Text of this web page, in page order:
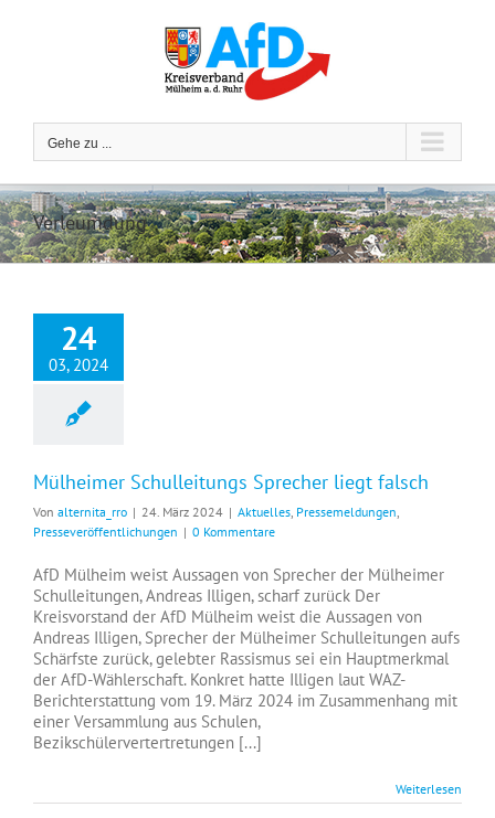
Gehe zu ...
Verleumdung
24
03, 2024
Mülheimer Schulleitungs Sprecher liegt falsch
Von alternita_rro | 24. März 2024 | Aktuelles Pressemeldungen
Presseveröffentlichungen | 0 Kommentare
AfD Mülheim weist Aussagen von Sprecher der Mülheimer
Schulleitungen, Andreas Illigen, scharf zurück Der
Kreisvorstand der AfD Mülheim weist die Aussagen von
Andreas Illigen, Sprecher der Mülheimer Schulleitungen aufs
Schärfste zurück, gelebter Rassismus sei ein Hauptmerkmal
der AfD-Wählerschaft. Konkret hatte Illigen laut WAZ-
Berichterstattung vom 19. März 2024 im Zusammenhang mit
einer Versammlung aus Schulen,
Bezikschülervertertretungen [...]
Weiterlesen